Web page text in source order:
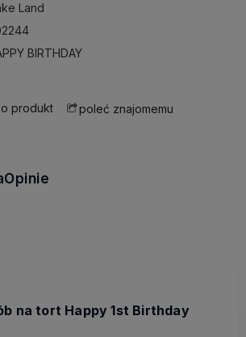
Land
BIRTHDAY
produkt poleć znajomemu
Opinie
na tort Happy 1st Birthday